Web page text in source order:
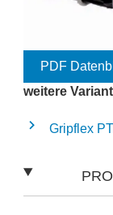
PDF
weitere
Gripflex